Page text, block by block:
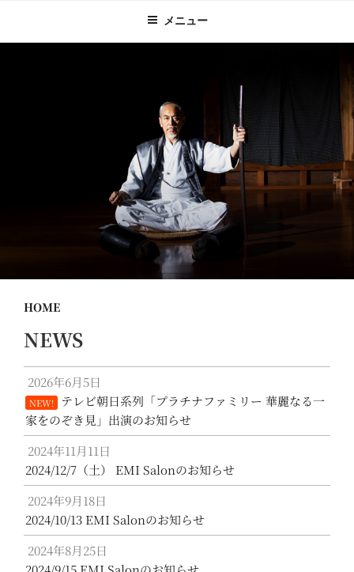
メニュー
HOME
NEWS
2026年6月5日
NEW!
テレビ朝日系列「プラチナファミリー 華麗なる一
家をのぞき見」出演のお知らせ
2024年11月11日
2024/12/7（土） EMI Salonのお知らせ
2024年9月18日
2024/10/13 EMI Salonのお知らせ
2024年8月25日